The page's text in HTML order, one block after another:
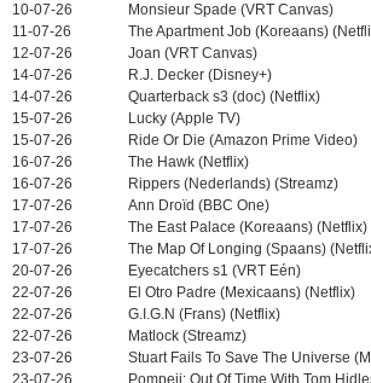
10-07-26
Monsieur Spade (VRT Canvas)
11-07-26
The Apartment Job (Koreaans)
12-07-26
Joan (VRT Canvas)
14-07-26
R.J. Decker (Disney+)
14-07-26
Quarterback s3 (doc) (Netflix)
15-07-26
Lucky (Apple TV)
15-07-26
Ride Or Die (Amazon Prime Video)
16-07-26
The Hawk (Netflix)
16-07-26
Rippers (Nederlands) (Streamz)
17-07-26
Ann Droïd (BBC One)
17-07-26
The East Palace (Koreaans) (Netflix)
17-07-26
The Map Of Longing (Spaans)
20-07-26
Eyecatchers s1 (VRT Eén)
22-07-26
El Otro Padre (Mexicaans) (Netflix)
22-07-26
G.I.G.N (Frans) (Netflix)
22-07-26
Matlock (Streamz)
23-07-26
Stuart Fails To Save The Universe
23-07-26
Pompeii: Out Of Time With Tom